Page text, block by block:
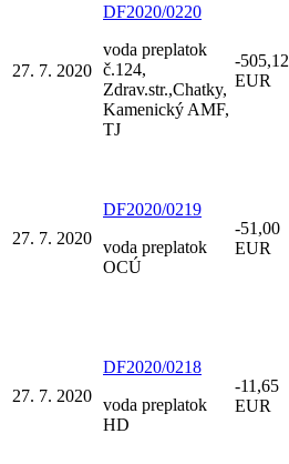
27. 7. 2020
DF2020/0220
voda preplatok
č.124,
Zdrav.str.,Chatky,
Kamenický AMF,
TJ
-505,12
EUR
27. 7. 2020
DF2020/0219
voda preplatok
OCÚ
-51,00
EUR
27. 7. 2020
DF2020/0218
voda preplatok
HD
-11,65
EUR